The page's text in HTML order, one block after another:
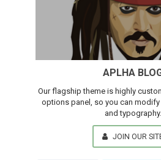
APLHA
Our flagship theme is highly
options panel, so you can
and typography.
JOIN OUR